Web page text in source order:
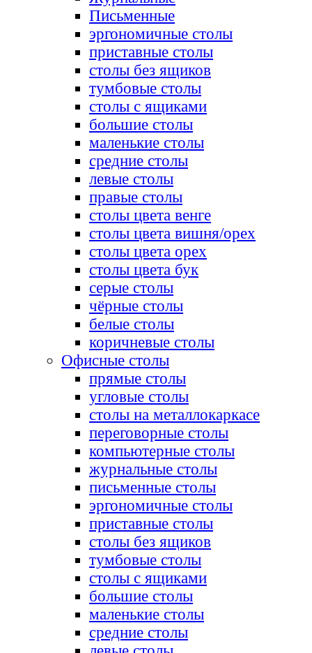
Письменные
эргономичные столы
приставные столы
столы без ящиков
тумбовые столы
столы с ящиками
большие столы
маленькие столы
средние столы
левые столы
правые столы
столы цвета венге
столы цвета вишня/орех
столы цвета орех
столы цвета бук
серые столы
чёрные столы
белые столы
коричневые столы
Офисные столы
прямые столы
угловые столы
столы на металлокаркасе
переговорные столы
компьютерные столы
журнальные столы
письменные столы
эргономичные столы
приставные столы
столы без ящиков
тумбовые столы
столы с ящиками
большие столы
маленькие столы
средние столы